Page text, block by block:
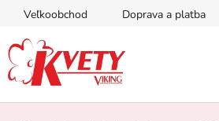
Prejsť
obsah
Veľkoobchod Doprava a platba